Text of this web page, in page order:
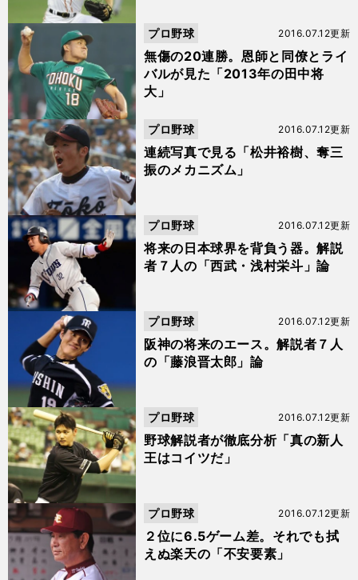
無傷の20連勝。恩師と同僚とライ
バルが見た「2013年の田中将
大」
2016.07.12更新
プロ野球
連続写真で見る「松井裕樹、奪三
振のメカニズム」
2016.07.12更新
プロ野球
将来の日本球界を背負う器。解説
者７人の「西武・浅村栄斗」論
2016.07.12更新
プロ野球
阪神の将来のエース。解説者７人
の「藤浪晋太郎」論
2016.07.12更新
プロ野球
野球解説者が徹底分析「真の新人
王はコイツだ」
2016.07.12更新
プロ野球
２位に6.5ゲーム差。それでも拭
えぬ楽天の「不安要素」
2016.07.12更新
プロ野球